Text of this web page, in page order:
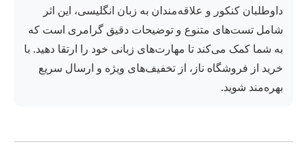
داوطلبان کنکور و علاقه‌مندان به زبان انگلیسی، این اثر
شامل تست‌های متنوع و توضیحات دقیق گرامری است که
به شما کمک می‌کند تا مهارت‌های زبانی خود را ارتقا دهید. با
خرید از فروشگاه ناز، از تخفیف‌های ویژه و ارسال سریع
بهره‌مند شوید.